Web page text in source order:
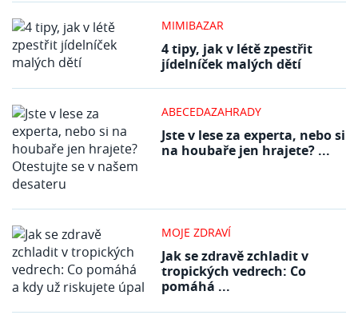
MIMIBAZAR
4 tipy, jak v létě zpestřit
jídelníček malých dětí
ABECEDAZAHRADY
Jste v lese za experta, nebo si
na houbaře jen hrajete? ...
MOJE ZDRAVÍ
Jak se zdravě zchladit v
tropických vedrech: Co
pomáhá ...